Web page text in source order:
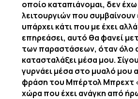
οποίο καταπιάνομαι, δεν
λειτουργιών που συμβαίνουν
υπάρχει κάτι που με έχει
επηρεάσει, αυτό θα φανεί
των παραστάσεων, όταν όλο
κατασταλάξει μέσα μου.
γυρνάει μέσα στο μυαλό μου
φράση του Μπέρτολ Μπρεχτ
χώρα που έχει ανάγκη από